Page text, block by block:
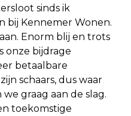
sinds ik
Kennemer Wonen.
Enorm blij en trots
onze bijdrage
betaalbare
schaars, dus waar
graag aan de slag.
toekomstige